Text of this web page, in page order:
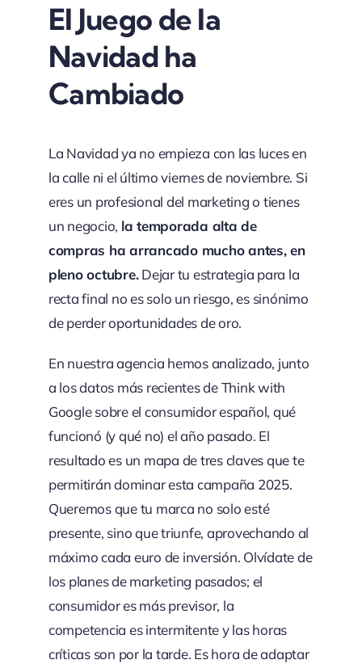
El Juego de la
Navidad ha
Cambiado
La Navidad ya no empieza con las luces en
la calle ni el último viernes de noviembre. Si
eres un profesional del marketing o tienes
un negocio, la temporada alta de
compras ha arrancado mucho antes, en
pleno octubre.Dejar tu estrategia para la
recta final no es solo un riesgo, es sinónimo
de perder oportunidades de oro.
En nuestra agencia hemos analizado, junto
a los datos más recientes de Think with
Google sobre el consumidor español, qué
funcionó (y qué no) el año pasado. El
resultado es un mapa de tres claves que te
permitirán dominar esta campaña 2025.
Queremos que tu marca no solo esté
presente, sino que triunfe, aprovechando al
máximo cada euro de inversión. Olvídate de
los planes de marketing pasados; el
consumidor es más previsor, la
competencia es intermitente y las horas
críticas son por la tarde. Es hora de adaptar